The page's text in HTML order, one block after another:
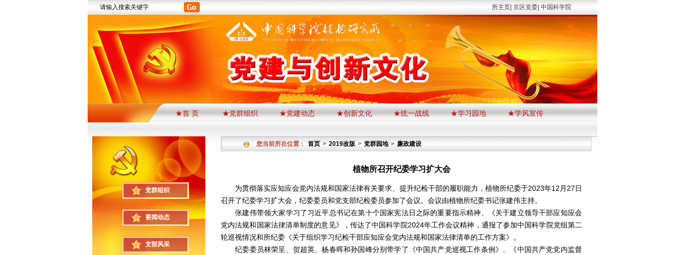
所主页| 京区党委| 中国科学院
★首 页 ★党群组织 ★党建动态 ★创新文化 ★统一战线 ★学习园地 ★学风宣传
党群组织
要闻动态
支部风采
您当前所在位置： 首页 > 2019改版 > 党群园地 > 廉政建设
植物所召开纪委学习扩大会
为贯彻落实应知应会党内法规和国家法律有关要求、提升纪检干部的履职能力，植物所纪委于2023年12月27日
召开了纪委学习扩大会，纪委委员和党支部纪检委员参加了会议。会议由植物所纪委书记张建伟主持。
张建伟带领大家学习了习近平总书记在第十个国家宪法日之际的重要指示精神、《关于建立领导干部应知应会
党内法规和国家法律清单制度的意见》，传达了中国科学院2024年工作会议精神，通报了参加中国科学院党组第二
轮巡视情况和所纪委《关于组织学习纪检干部应知应会党内法规和国家法律清单的工作方案》。
纪委委员林荣呈、贺超英、杨春晖和孙国峰分别带学了《中国共产党巡视工作条例》、《中国共产党党内监督